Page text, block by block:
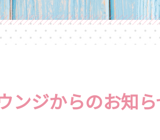
ンジからのお知